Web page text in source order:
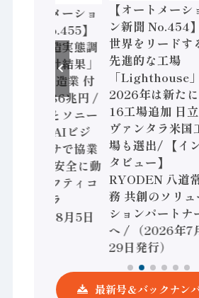
【オートメーショ
ン新聞 No.455】
「経済構造実態調
査二次集計結果」
2024年製造業 付
加価値額86兆円 /
三菱電機とソニー
セミコン AIビジ
ョンセンサで協業
/ IDEC、安全に動
かすセーフティコ
ントローラ
（2026年8月5日
【オートメーシ
ン新聞 No.454】
世界をリードす
先進的な工場
「Lighthouse」
2026年は新たに
16工場追加 日立
ヴァンタラ米国
場も選出/ 【イ
タビュー】
RYODEN 八道
務 共創のソリュ
ションパートナ
へ / （2026年7
29日発行）
最新号＆バックナン